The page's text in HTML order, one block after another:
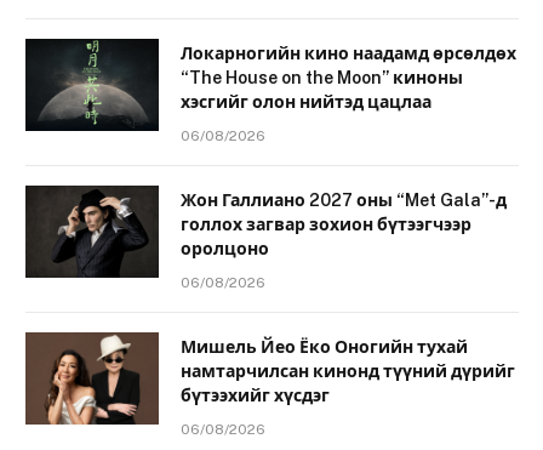
Локарногийн кино наадамд өрсөлдөх
“The House on the Moon” киноны
хэсгийг олон нийтэд цацлаа
06/08/2026
Жон Галлиано 2027 оны “Met Gala”-д
голлох загвар зохион бүтээгчээр
оролцоно
06/08/2026
Мишель Йео Ёко Оногийн тухай
намтарчилсан кинонд түүний дүрийг
бүтээхийг хүсдэг
06/08/2026